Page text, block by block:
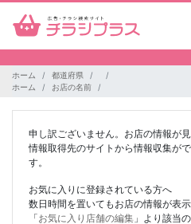
ホーム
都道府県
ホーム
お店の名前
申し訳ございません。お店の情報が
情報取得先のサイトから情報収集が
す。
お気に入りに登録されている方へ
数日時間を置いてもお店の情報が表
「お気に入り店舗の編集 」より該当